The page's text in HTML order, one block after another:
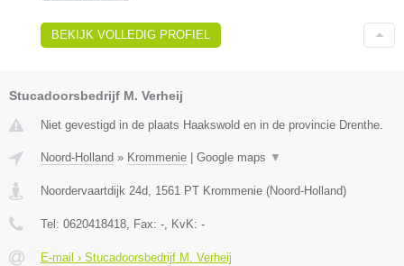
BEKIJK VOLLEDIG PROFIEL
Stucadoorsbedrijf M. Verheij
Niet gevestigd in de plaats Haakswold en in de provincie Drenthe.
Noord-Holland » Krommenie Google maps ▼
Noordervaartdijk 24d, 1561 PT Krommenie (Noord-Holland)
Tel: 0620418418, Fax: -, KvK: -
E-mail › Stucadoorsbedrijf M. Verheij